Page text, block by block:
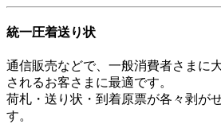
統一圧着送り状
通信販売などで、一般消費者さまに
されるお客さまに最適です。
荷札・送り状・到着原票が各々剥が
す。